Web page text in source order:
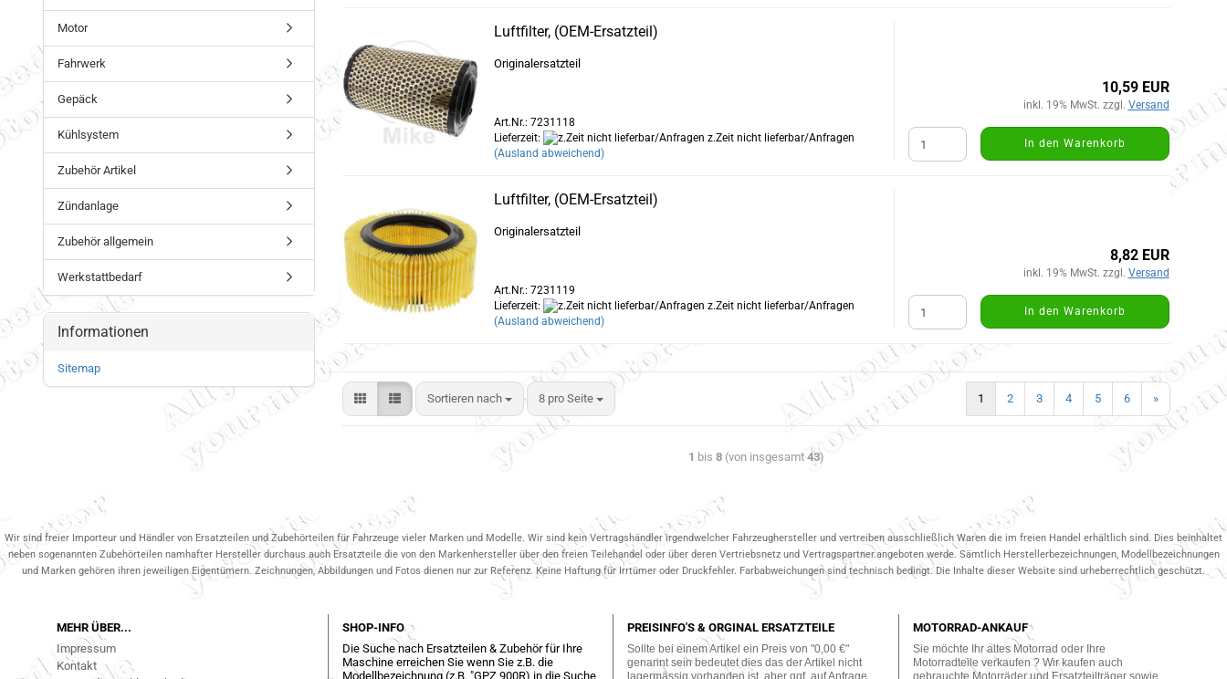
Luftfilter, (OEM-Ersatzteil)
Originalersatzteil
Art.Nr.: 7231118
Lieferzeit:
z.Zeit nicht lieferbar/Anfragen
(Ausland abweichend)
10,59 EUR
inkl. 19% MwSt. zzgl. Versand
In den Warenkorb
Luftfilter, (OEM-Ersatzteil)
Originalersatzteil
Art.Nr.: 7231119
Lieferzeit:
z.Zeit nicht lieferbar/Anfragen
(Ausland abweichend)
8,82 EUR
inkl. 19% MwSt. zzgl. Versand
In den Warenkorb
Sortieren nach 8 pro Seite 1 2 3 4 5 6 »
1 bis 8(von insgesamt 43)
Motor
Fahrwerk
Gepäck
Kühlsystem
Zubehör Artikel
Zündanlage
Zubehör allgemein
Werkstattbedarf
Informationen
Sitemap
Wir sind freier Importeur und Händler von Ersatzteilen und Zubehörteilen für Fahrzeuge vieler Marken und Modelle. Wir sind kein Vertragshändler irgendwelcher Fahrzeughersteller und vertreiben ausschließlich Waren die im freien Handel erhältlich sind. Dies beinhaltet
neben sogenannten Zubehörteilen namhafter Hersteller durchaus auch Ersatzteile die von den Markenhersteller über den freien Teilehandel oder über deren Vertriebsnetz und Vertragspartner.angeboten werde. Sämtlich Herstellerbezeichnungen, Modellbezeichnungen
und Marken gehören ihren jeweiligen Eigentümern. Zeichnungen, Abbildungen und Fotos dienen nur zur Referenz. Keine Haftung für Irrtümer oder Druckfehler. Farbabweichungen sind technisch bedingt. Die Inhalte dieser Website sind urheberrechtlich geschützt.
MEHR ÜBER...
Impressum
Kontakt
SHOP-INFO
Die Suche nach Ersatzteilen & Zubehör für Ihre
Maschine erreichen Sie wenn Sie z.B. die
Modellbezeichnung (z.B. "GPZ 900R) in die Suche
PREISINFO'S & ORGINAL ERSATZTEILE
Sollte bei einem Artikel ein Preis von "0,00 €"
genannt sein bedeutet dies das der Artikel nicht
lagermässig vorhanden ist, aber ggf. auf Anfrage
MOTORRAD-ANKAUF
Sie möchte Ihr altes Motorrad oder Ihre
Motorradteile verkaufen ? Wir kaufen auch
gebrauchte Motorräder und Ersatzteilträger sowie